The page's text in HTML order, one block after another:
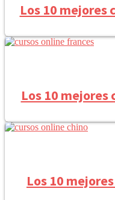
Los 10 mejores
Los 10 mejores
Los 10